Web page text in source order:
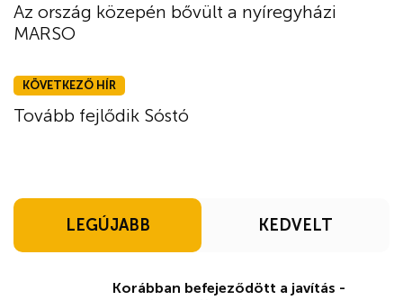
Az ország közepén bővült a nyíregyházi
MARSO
KÖVETKEZŐ HÍR
Tovább fejlődik Sóstó
LEGÚJABB KEDVELT
Korábban befejeződött a javítás -